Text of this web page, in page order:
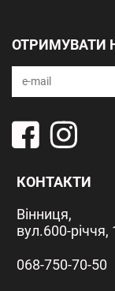
КОНТАКТИ
Вінниця,
вул.600-річчя,
068-750-70-50
ОТРИМУВАТИ